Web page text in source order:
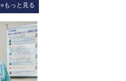
»もっと見る